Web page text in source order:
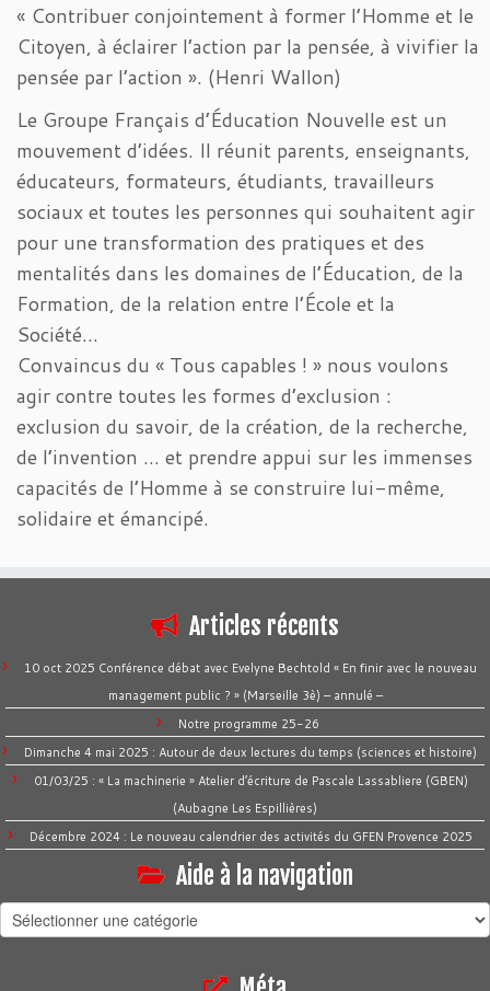
« Contribuer conjointement à former l’Homme et le
Citoyen, à éclairer l’action par la pensée, à vivifier la
pensée par l’action ». (Henri Wallon)
Le Groupe Français d’Éducation Nouvelle est un
mouvement d’idées. Il réunit parents, enseignants,
éducateurs, formateurs, étudiants, travailleurs
sociaux et toutes les personnes qui souhaitent agir
pour une transformation des pratiques et des
mentalités dans les domaines de l’Éducation, de la
Formation, de la relation entre l’École et la
Société…
Convaincus du « Tous capables ! » nous voulons
agir contre toutes les formes d’exclusion :
exclusion du savoir, de la création, de la recherche,
de l’invention … et prendre appui sur les immenses
capacités de l’Homme à se construire lui-même,
solidaire et émancipé.
Articles récents
10 oct 2025 Conférence débat avec Evelyne Bechtold « En finir avec le nouveau
management public ? » (Marseille 3è) – annulé –
Notre programme 25-26
Dimanche 4 mai 2025 : Autour de deux lectures du temps (sciences et histoire)
01/03/25 : « La machinerie » Atelier d’écriture de Pascale Lassabliere (GBEN)
(Aubagne Les Espillières)
Décembre 2024 : Le nouveau calendrier des activités du GFEN Provence 2025
Aide à la navigation
Aide
à